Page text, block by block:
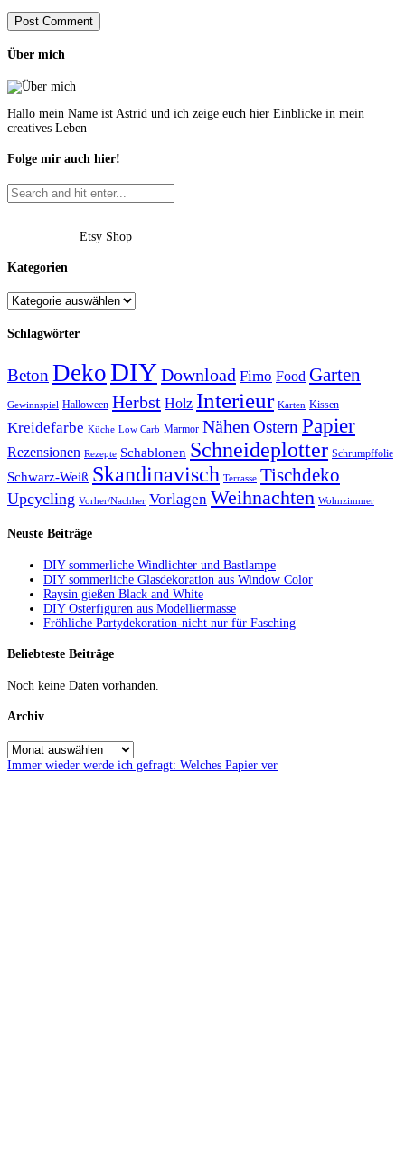
Über mich
Hallo mein Name ist Astrid und ich zeige euch hier Einblicke in mein
creatives Leben
Folge mir auch hier!
Etsy Shop
Kategorien
Schlagwörter
BetonDekoDIYDownload Fimo Food Garten
Gewinnspiel Halloween Herbst Holz Interieur Karten Kissen
Kreidefarbe Küche Low Carb Marmor NähenOsternPapier
Rezensionen Rezepte Schablonen Schneideplotter Schrumpffolie
Schwarz-Weiß Skandinavisch Terrasse Tischdeko
Upcycling Vorher/Nachher Vorlagen Weihnachten Wohnzimmer
Neuste Beiträge
DIY sommerliche Windlichter und Bastlampe
DIY sommerliche Glasdekoration aus Window Color
Raysin gießen Black and White
DIY Osterfiguren aus Modelliermasse
Fröhliche Partydekoration-nicht nur für Fasching
Beliebteste Beiträge
Noch keine Daten vorhanden.
Archiv
Immer wieder werde ich gefragt: Welches Papier ver